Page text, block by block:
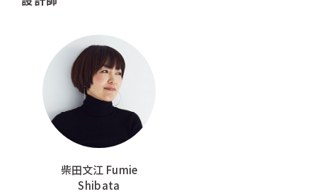
柴田文江 Fumie
Shibata